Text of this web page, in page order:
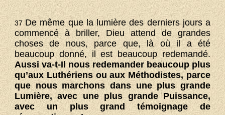
37De même que la lumière des derniers jours a
commencé à briller, Dieu attend de grandes
choses de nous, parce que, là où il a été
beaucoup donné, il est beaucoup redemandé.
Aussi va-t-Il nous redemander beaucoup plus
qu’aux Luthériens ou aux Méthodistes, parce
que nous marchons dans une plus grande
Lumière, avec une plus grande Puissance,
avec un plus grand témoignage de